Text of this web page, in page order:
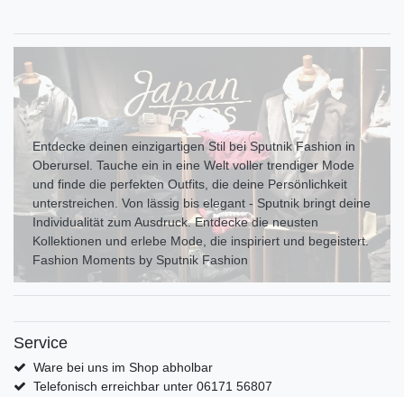
Entdecke deinen einzigartigen Stil bei Sputnik Fashion in
Oberursel. Tauche ein in eine Welt voller trendiger Mode
und finde die perfekten Outfits, die deine Persönlichkeit
unterstreichen. Von lässig bis elegant - Sputnik bringt deine
Individualität zum Ausdr uck. Entdecke die neusten
Kollektionen und erlebe Mode, die inspiriert und begeistert.
Fashion Moments by Sputnik Fashion
Service
Ware bei uns im Shop abholbar
Telefonisch erreichbar unter 06171 56807